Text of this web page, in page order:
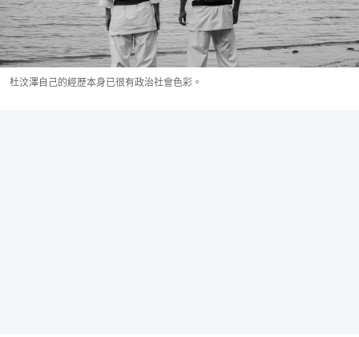
杜汶澤自己的經歷本身已很有政治社會色彩。